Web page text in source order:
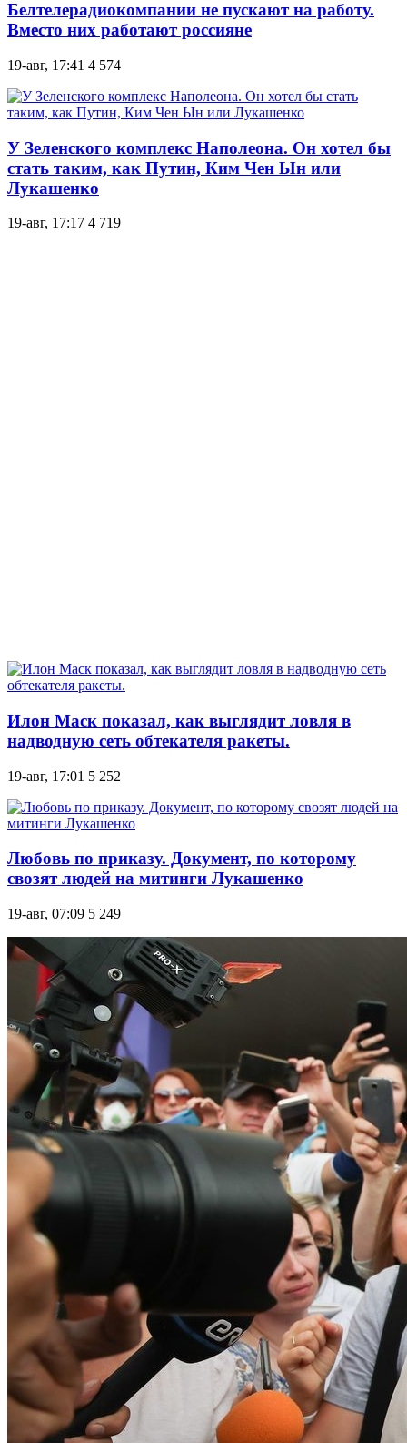
Белтелерадиокомпании не пускают на работу.
Вместо них работают россияне
19-авг, 17:41 4 574
У Зеленского комплекс Наполеона. Он хотел бы
стать таким, как Путин, Ким Чен Ын или
Лукашенко
19-авг, 17:17 4 719
Илон Маск показал, как выглядит ловля в
надводную сеть обтекателя ракеты.
19-авг, 17:01 5 252
Любовь по приказу. Документ, по которому
свозят людей на митинги Лукашенко
19-авг, 07:09 5 249